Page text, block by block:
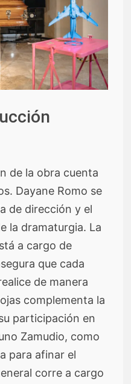
de la obra cuenta
Dayane Romo se
de dirección y el
la dramaturgia. La
a cargo de
que cada
de manera
complementa la
participación en
Zamudio, como
para afinar el
corre a cargo